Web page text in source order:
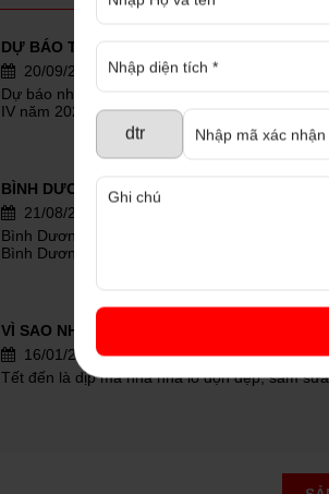
20/09/2023
Dự báo những điểm nổi bật thị trường bất động
IV năm 2023
21/08/2023
Bình Dương sẽ có tuyến đường sắt kết nối 5 đô
Bình Dương
16/01/2023
Tết đến là dịp mà nhà nhà lo dọn dẹp, sắm sửa